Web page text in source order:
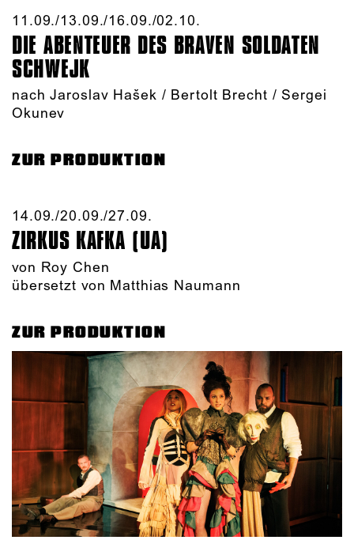
11.09./​13.09./​16.09./​02.10.​
DIE ABENTEUER DES BRAVEN SOLDATEN
SCHWEJK
nach Jaroslav Hašek / Bertolt Brecht / Sergei
Okunev
ZUR PRODUKTION
14.09./​20.09./​27.09.​
ZIRKUS KAFKA (UA)
von Roy Chen
übersetzt von Matthias Naumann
ZUR PRODUKTION